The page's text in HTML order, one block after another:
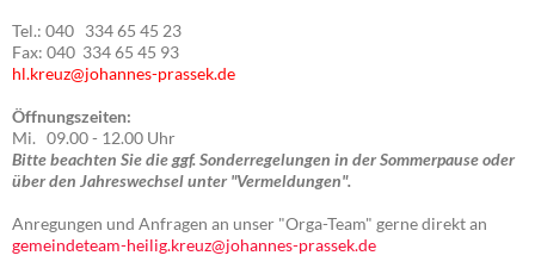
Tel.: 040 334 65 45 23
Fax: 040 334 65 45 93
hl.kreuz@johannes-prassek.de
Öffnungszeiten:
Mi. 09.00 - 12.00 Uhr
Bitte beachten Sie die ggf. Sonderregelungen in der Sommerpause oder
über den Jahreswechsel unter "Vermeldungen".
Anregungen und Anfragen an unser "Orga-Team" gerne direkt an
gemeindeteam-heilig.kreuz@johannes-prassek.de